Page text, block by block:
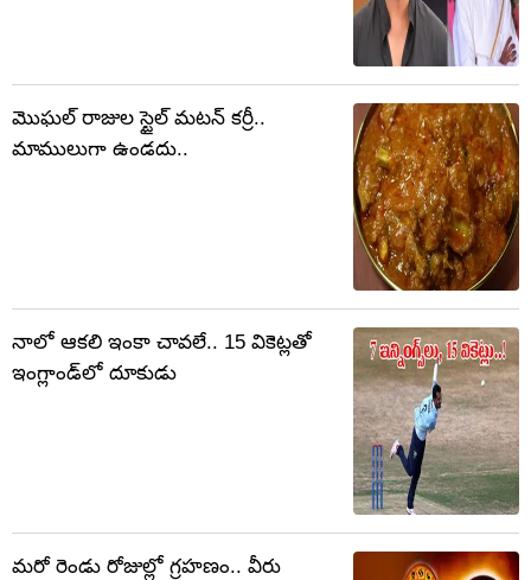
మొఘల్ రాజుల స్టైల్ మటన్ కర్రీ..
మాములుగా ఉండదు..
నాలో ఆకలి ఇంకా చావలే.. 15 వికెట్లతో
ఇంగ్లాండ్‌లో దూకుడు
మరో రెండు రోజుల్లో గ్రహణం.. వీరు